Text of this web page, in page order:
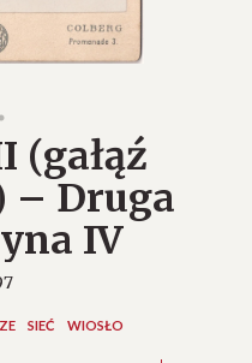
(gałąź
– Druga
IV
SIEĆ WIOSŁO